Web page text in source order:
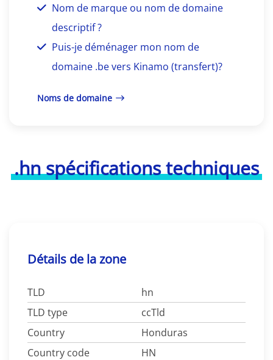
Nom de marque ou nom de domaine
descriptif ?
Puis-je déménager mon nom de
domaine .be vers Kinamo (transfert)?
Noms de domaine
.hn spécifications techniques
Détails de la zone
TLD
hn
TLD type
ccTld
Country
Honduras
Country code
HN